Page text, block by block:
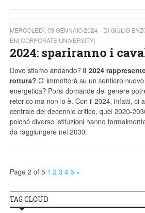
MERCOLEDÌ, 03 GENNAIO 2024
DI GIULIO
ENI CORPORATE UNIVERSITY)
2024: spariranno i
Dove stiamo andando? Il 2024
rottura? Ci immetterà su un sentiero
energetica? Porsi domande del genere
retorico ma non lo è. Con il 2024, infatti, ci
centrale del decennio critico, quel 2020-
poiché diverse istituzioni hanno
da raggiungere nel 2030.
Page 2 of 5 1 2 3 4 5 »
TAG CLOUD